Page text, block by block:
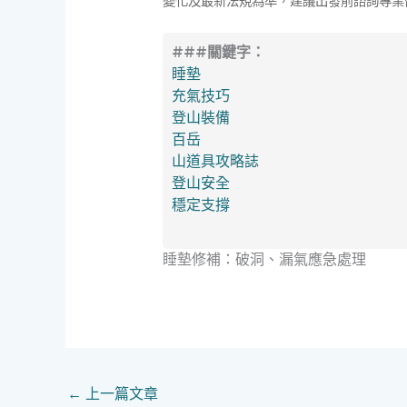
###關鍵字：
睡墊
充氣技巧
登山裝備
百岳
山道具攻略誌
登山安全
穩定支撐
睡墊修補：破洞、漏氣應急處理
← 上一篇文章